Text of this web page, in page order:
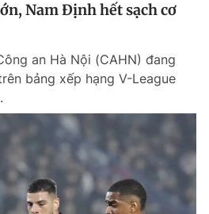
Nam Định hết sạch cơ
an Hà Nội (CAHN) đang
bảng xếp hạng V-League